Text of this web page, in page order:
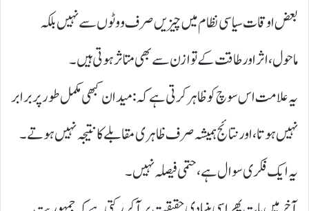
بعض اوقات سیاسی نظام میں چیزیں صرف ووٹوں سے نہیں بلکہ
ماحول، اثر اور طاقت کے توازن سے بھی متاثر ہوتی ہیں۔
یہ علامت اس سوچ کو ظاہر کرتی ہے کہ: میدان کبھی مکمل طور پر برابر
نہیں ہوتا، اور نتائج ہمیشہ صرف ظاہری مقابلے کا نتیجہ نہیں ہوتے۔
یہ ایک فکری سوال ہے، حتمی فیصلہ نہیں۔